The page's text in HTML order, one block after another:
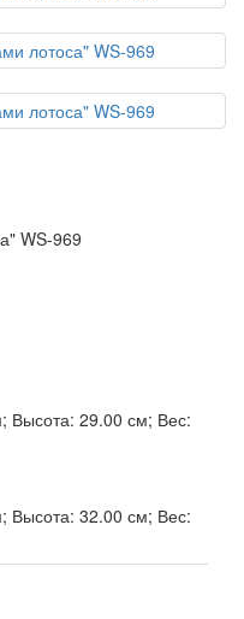
WS-969
Высота: 29.00 см; Вес:
Высота: 32.00 см; Вес: